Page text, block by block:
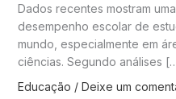
Dados recentes mostram
desempenho escolar de
mundo, especialmente em
ciências. Segundo análises
Educação / Deixe um